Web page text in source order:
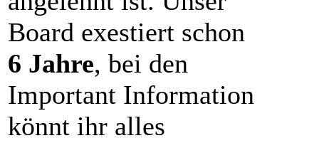
Board exestiert schon
6 Jahre, bei den
Important Information
könnt ihr alles